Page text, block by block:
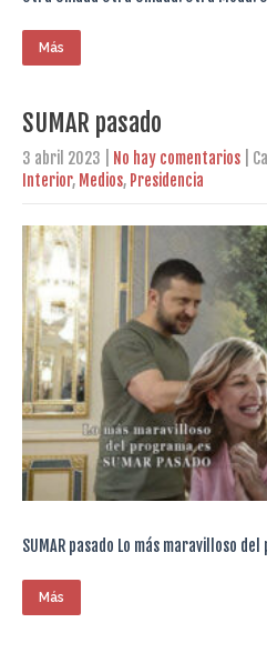
Más
SUMAR pasado
3 abril 2023 No hay comentarios |
Interior, Medios, Presidencia
SUMAR pasado Lo más maravilloso del
Más